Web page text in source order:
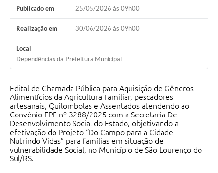
Publicado em 25/05/2026 às 09h00
Realização em 30/06/2026 às 09h00
Local
Dependências da Prefeitura Municipal
Edital de Chamada Pública para Aquisição de Gêneros
Alimentícios da Agricultura Familiar, pescadores
artesanais, Quilombolas e Assentados atendendo ao
Convênio FPE nº 3288/2025 com a Secretaria De
Desenvolvimento Social do Estado, objetivando a
efetivação do Projeto “Do Campo para a Cidade –
Nutrindo Vidas” para famílias em situação de
vulnerabilidade Social, no Município de São Lourenço do
Sul/RS.